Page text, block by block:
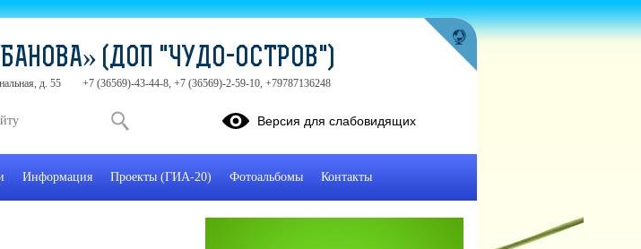
(ДОП "ЧУДО-ОСТРОВ")
д. 55 +7 (36569)-43-44-8, +7 (36569)-2-59-10, +79787136248
Версия для слабовидящих
Информация Проекты (ГИА-20) Фотоальбомы Контакты